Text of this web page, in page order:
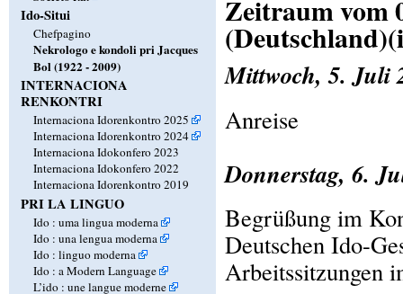
Ido-Situi
Chefpagino
Nekrologo e kondoli pri Jacques
Bol (1922 - 2009)
INTERNACIONA
RENKONTRI
Internaciona Idorenkontro 2025
Internaciona Idorenkontro 2024
Internaciona Idokonfero 2023
Internaciona Idokonfero 2022
Internaciona Idorenkontro 2019
PRI LA LINGUO
Ido : uma lingua moderna
Ido : una lengua moderna
Ido : linguo moderna
Ido : a Modern Language
L’ido : une langue moderne
Zeitraum vom
Mittwoch, 5. Juli
Anreise
Donnerstag, 6.
Begrüßung im
Deutschen Ido-
Arbeitssitzungen